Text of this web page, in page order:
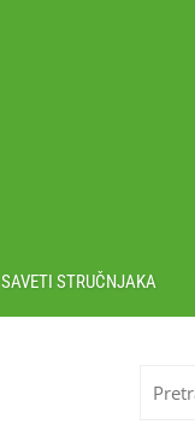
SAVETI STRUČNJAKA
za: